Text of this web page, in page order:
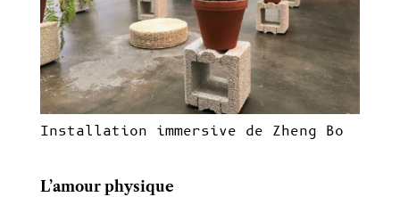
Installation immersive de Zheng Bo
L’amour physique